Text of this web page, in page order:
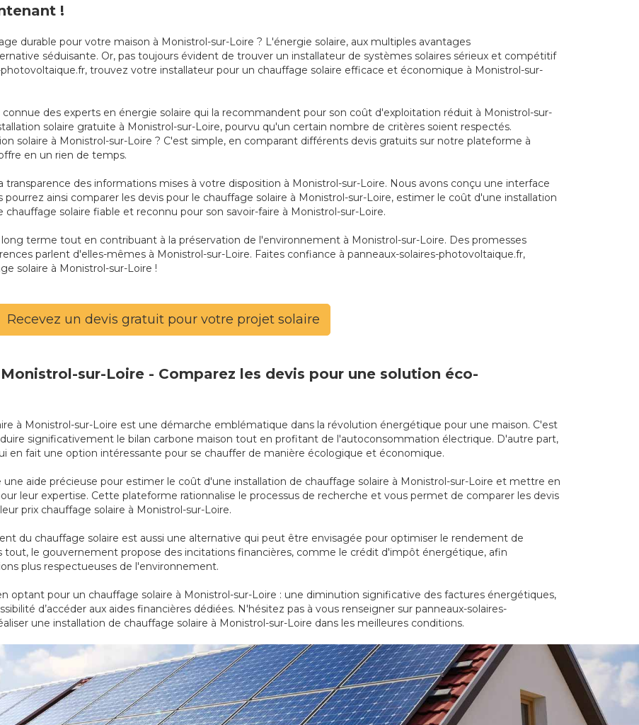
!
durable pour votre maison à Monistrol-sur-Loire ? L'énergie solaire, aux multiples avantages
séduisante. Or, pas toujours évident de trouver un installateur de systèmes solaires sérieux et compétitif
photovoltaique.fr, trouvez votre installateur pour un chauffage solaire efficace et économique à Monistrol-sur-
des experts en énergie solaire qui la recommandent pour son coût d'exploitation réduit à Monistrol-sur-
solaire gratuite à Monistrol-sur-Loire, pourvu qu'un certain nombre de critères soient respectés.
solaire à Monistrol-sur-Loire ? C'est simple, en comparant différents devis gratuits sur notre plateforme à
en un rien de temps.
des informations mises à votre disposition à Monistrol-sur-Loire. Nous avons conçu une interface
ainsi comparer les devis pour le chauffage solaire à Monistrol-sur-Loire, estimer le coût d'une installation
solaire fiable et reconnu pour son savoir-faire à Monistrol-sur-Loire.
terme tout en contribuant à la préservation de l'environnement à Monistrol-sur-Loire. Des promesses
parlent d'elles-mêmes à Monistrol-sur-Loire. Faites confiance à panneaux-solaires-photovoltaique.fr,
solaire à Monistrol-sur-Loire !
Recevez un devis gratuit pour votre projet solaire
sur-Loire - Comparez les devis pour une solution éco-
à Monistrol-sur-Loire est une démarche emblématique dans la révolution énergétique pour une maison. C'est
significativement le bilan carbone maison tout en profitant de l'autoconsommation électrique. D'autre part,
en fait une option intéressante pour se chauffer de manière écologique et économique.
aide précieuse pour estimer le coût d'une installation de chauffage solaire à Monistrol-sur-Loire et mettre en
leur expertise. Cette plateforme rationnalise le processus de recherche et vous permet de comparer les devis
prix chauffage solaire à Monistrol-sur-Loire.
du chauffage solaire est aussi une alternative qui peut être envisagée pour optimiser le rendement de
tout, le gouvernement propose des incitations financières, comme le crédit d'impôt énergétique, afin
plus respectueuses de l'environnement.
optant pour un chauffage solaire à Monistrol-sur-Loire : une diminution significative des factures énergétiques,
d’accéder aux aides financières dédiées. N'hésitez pas à vous renseigner sur panneaux-solaires-
une installation de chauffage solaire à Monistrol-sur-Loire dans les meilleures conditions.